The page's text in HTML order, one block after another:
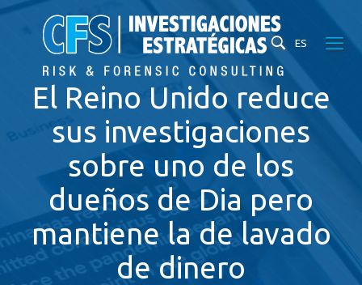
ES
El Reino Unido reduce
sus investigaciones
sobre uno de los
dueños de Dia pero
mantiene la de lavado
de dinero